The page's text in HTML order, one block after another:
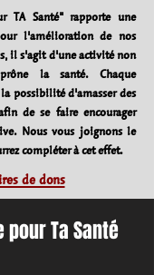
TA Santé" rapporte une
l'amélioration de nos
il s'agit d'une activité non
la santé. Chaque
possibilité d'amasser des
de se faire encourager
Nous vous joignons le
compléter à cet effet.
de dons
pour Ta Santé